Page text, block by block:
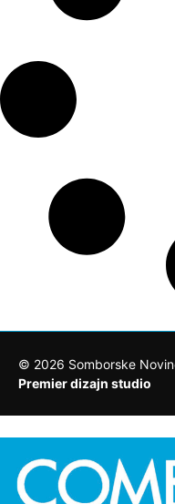
© 2026 Somborske
Premier dizajn studio